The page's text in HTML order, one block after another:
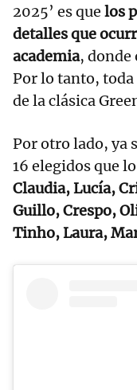
2025’ es que los
detalles que
academia, donde
Por lo tanto,
de la clásica
Por otro lado, ya
16 elegidos que
Claudia, Lucía,
Guillo, Crespo,
Tinho, Laura,